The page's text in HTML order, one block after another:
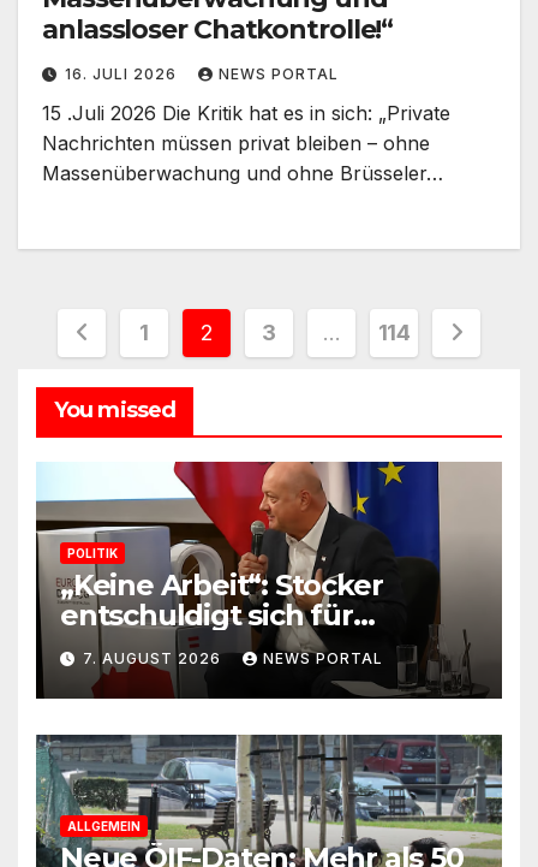
anlassloser Chatkontrolle!“
16. JULI 2026 NEWS PORTAL
15 .Juli 2026 Die Kritik hat es in sich: „Private
Nachrichten müssen privat bleiben – ohne
Massenüberwachung und ohne Brüsseler…
Seitennummerierung
der
Beiträge
1 2 3 … 114
You missed
POLITIK
„Keine Arbeit“: Stocker
entschuldigt sich für
Skandal-Aussage zu
Kindererziehung
7. AUGUST 2026 NEWS PORTAL
ALLGEMEIN
Neue ÖIF-Daten: Mehr als 50